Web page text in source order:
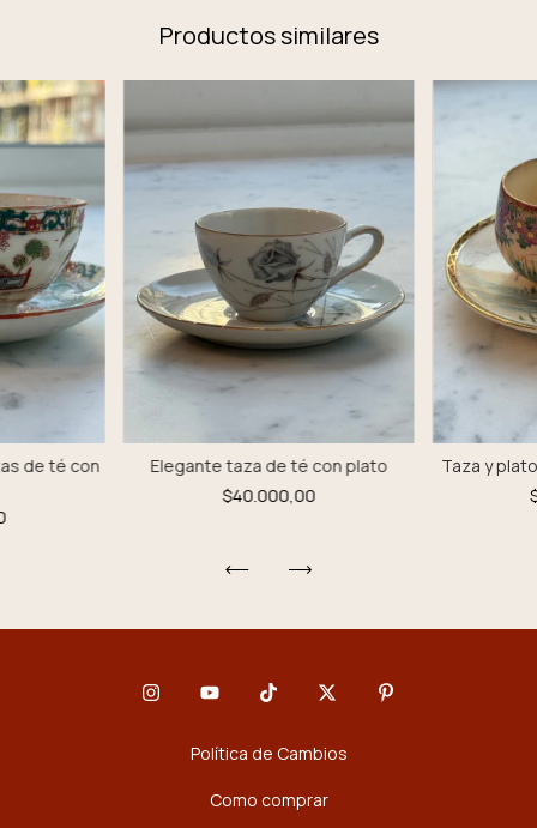
Productos similares
de té con
Elegante taza de té con plato
$40.000,00
Taza y
Política de Cambios
Como comprar